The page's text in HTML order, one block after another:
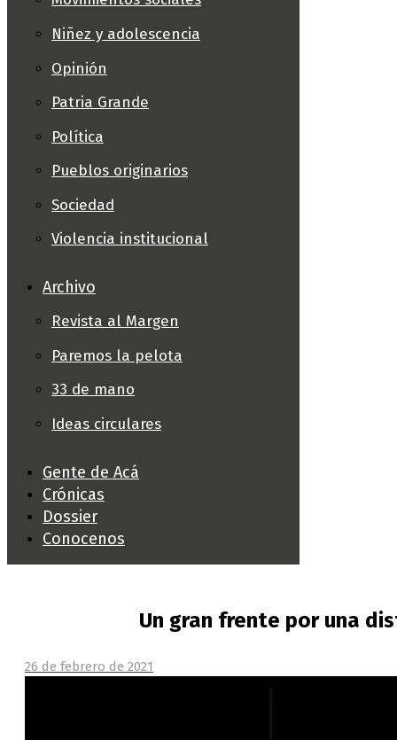
Niñez y adolescencia
Opinión
Patria Grande
Política
Pueblos originarios
Sociedad
Violencia institucional
Archivo
Revista al Margen
Paremos la pelota
33 de mano
Ideas circulares
Gente de Acá
Crónicas
Dossier
Conocenos
Un gran frente por una
26 de febrero de 2021